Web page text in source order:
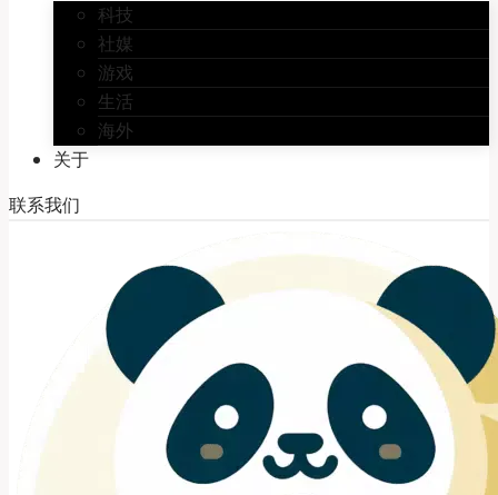
科技
社媒
游戏
生活
海外
关于
联系我们